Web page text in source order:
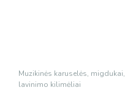
Muzikinės karuselės, migdukai,
lavinimo kilimėliai